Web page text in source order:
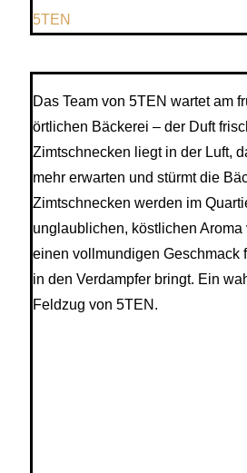
5TEN
Das Team von 5TEN wartet am
örtlichen Bäckerei – der Duft
Zimtschnecken liegt in der Luft,
mehr erwarten und stürmt die
Zimtschnecken werden im
unglaublichen, köstlichen
einen vollmundigen Geschmack
in den Verdampfer bringt. Ein
Feldzug von 5TEN.